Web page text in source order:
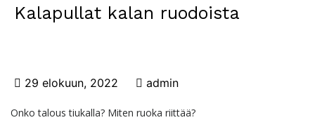
Kalapullat kalan ruodoista
29 elokuun, 2022 admin
Onko talous tiukalla? Miten ruoka riittää?